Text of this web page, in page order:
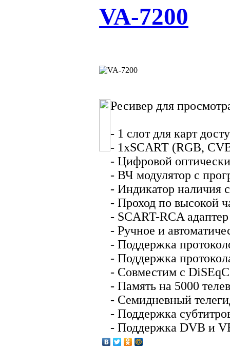
VA-7200
Ресивер для
- 1 слот для карт
- 1xSCART (RGB,
- Цифровой
- ВЧ модулятор с
- Индикатор наличия
- Проход по высокой
- SCART-RCA
- Ручное и
- Поддержка
- Поддержка
- Совместим с
- Память на 5000
- Семидневный
- Поддержка
- Поддержка DVB и